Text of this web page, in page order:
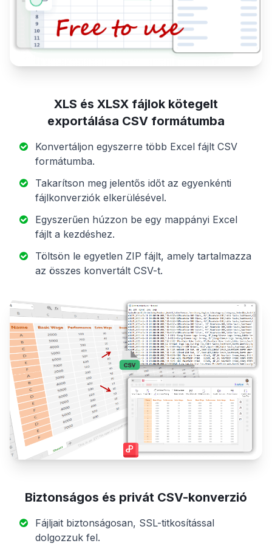
XLS és XLSX fájlok kötegelt
exportálása CSV formátumba
Konvertáljon egyszerre több Excel fájlt CSV
formátumba.
Takarítson meg jelentős időt az egyenkénti
fájlkonverziók elkerülésével.
Egyszerűen húzzon be egy mappányi Excel
fájlt a kezdéshez.
Töltsön le egyetlen ZIP fájlt, amely tartalmazza
az összes konvertált CSV-t.
Biztonságos és privát CSV-konverzió
Fájljait biztonságosan, SSL-titkosítással
dolgozzuk fel.